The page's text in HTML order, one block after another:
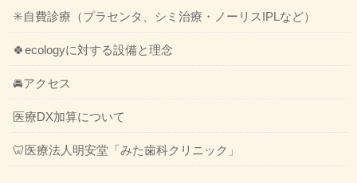
✳️自費診療（プラセンタ、シミ治療・ノーリスIPLなど）
🍀ecologyに対する設備と理念
🚘アクセス
医療DX加算について
🦷医療法人明安堂「みた歯科クリニック」